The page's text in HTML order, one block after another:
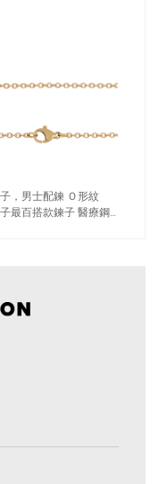
，男士配鍊 Ｏ形紋
最百搭款鍊子 醫療鋼